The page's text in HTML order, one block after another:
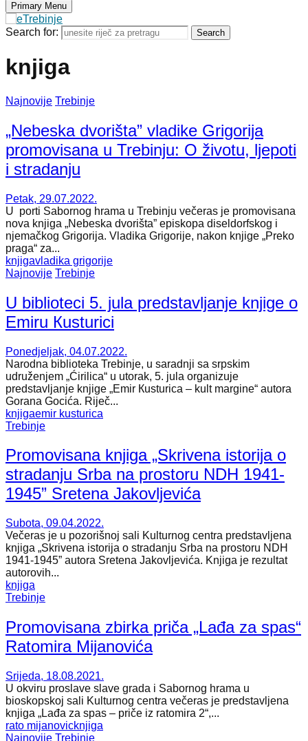
Primary Menu
Search for: Search
knjiga
Najnovije Trebinje
„Nebeska dvorišta” vladike Grigorija
promovisana u Trebinju: O životu, ljepoti
i stradanju
Petak, 29.07.2022.
U porti Sabornog hrama u Trebinju večeras je promovisana
nova knjiga „Nebeska dvorišta” episkopa diseldorfskog i
njemačkog Grigorija. Vladika Grigorije, nakon knjige „Preko
praga“ za...
knjigavladika grigorije
Najnovije Trebinje
U biblioteci 5. jula predstavljanje knjige o
Emiru Кusturici
Ponedjeljak, 04.07.2022.
Narodna biblioteka Trebinje, u saradnji sa srpskim
udruženjem „Ćirilica“ u utorak, 5. jula organizuje
predstavljanje knjige „Emir Кusturica – kult margine“ autora
Gorana Gocića. Riječ...
knjigaemir kusturica
Trebinje
Promovisana knjiga „Skrivena istorija o
stradanju Srba na prostoru NDH 1941-
1945” Sretena Jakovljevića
Subota, 09.04.2022.
Večeras je u pozorišnoj sali Kulturnog centra predstavljena
knjiga „Skrivena istorija o stradanju Srba na prostoru NDH
1941-1945” autora Sretena Jakovljevića. Knjiga je rezultat
autorovih...
knjiga
Trebinje
Promovisana zbirka priča „Lađa za spas“
Ratomira Mijanovića
Srijeda, 18.08.2021.
U okviru proslave slave grada i Sabornog hrama u
bioskopskoj sali Kulturnog centra večeras je predstavljena
knjiga „Lađa za spas – priče iz ratomira 2“,...
rato mijanovicknjiga
Najnovije Trebinje